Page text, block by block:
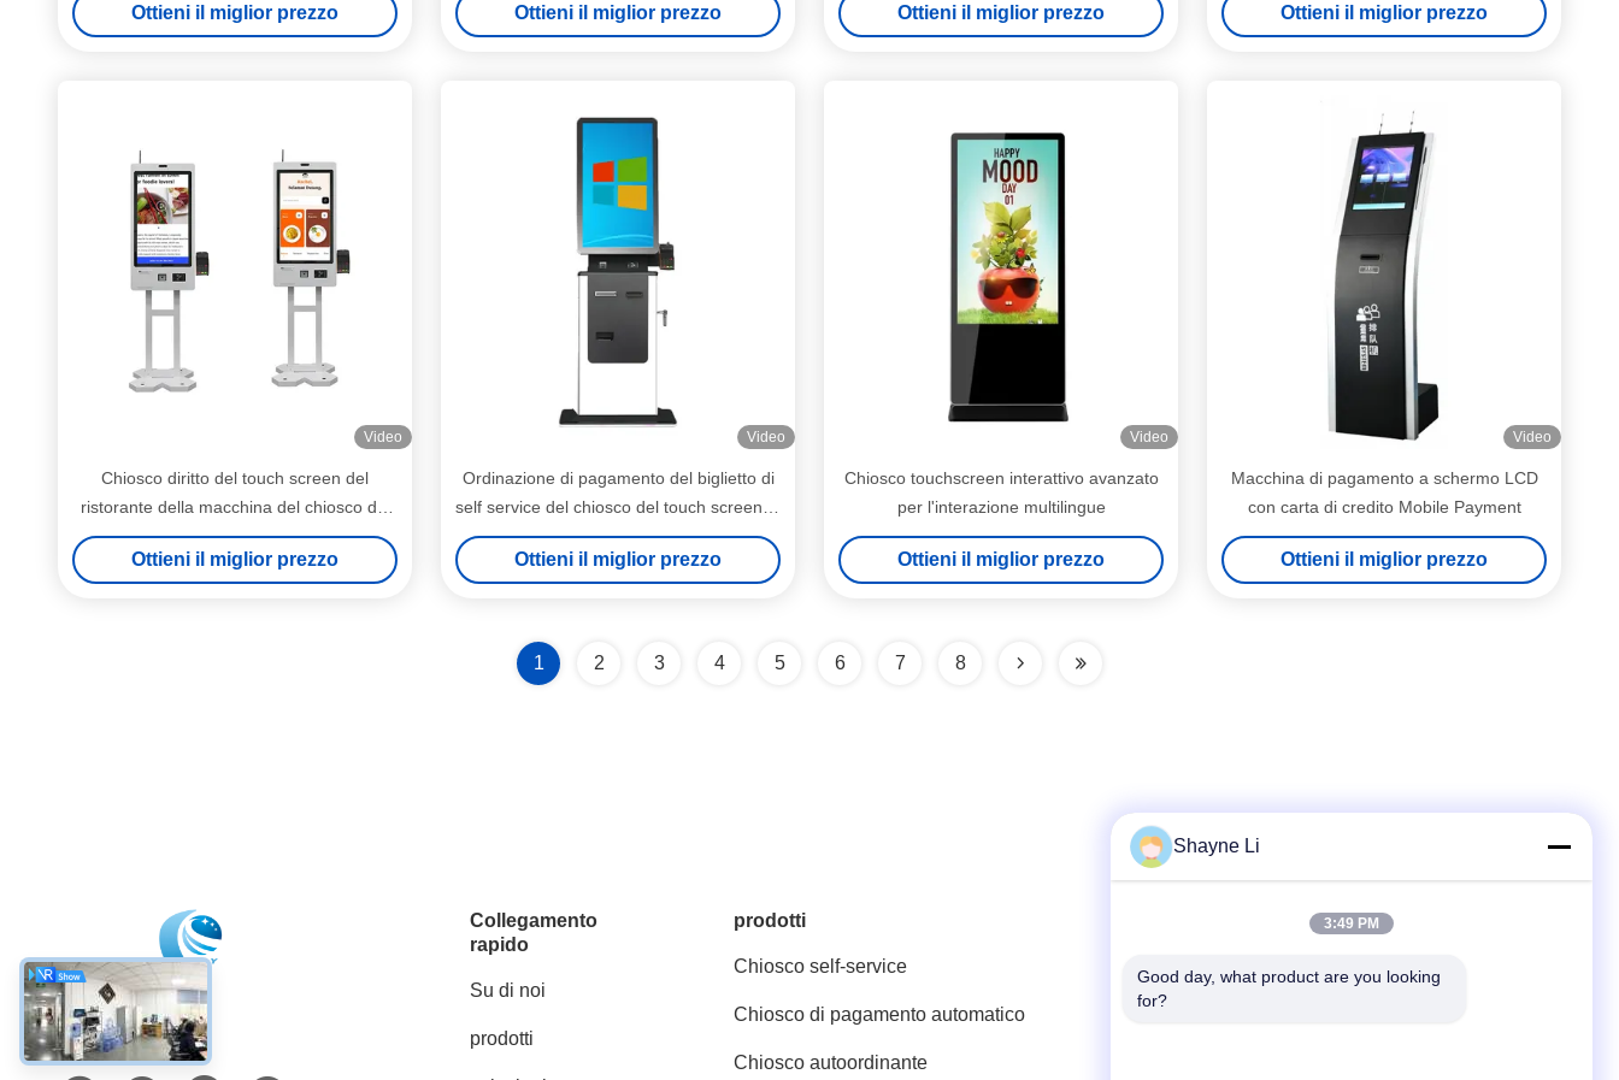
Ottieni il miglior prezzo Ottieni il miglior prezzo
Pagamento Chiosco Acceptore di cassa
Ottieni il miglior prezzo Ottieni il miglior prezzo
Video
Chiosco diritto del touch screen del
ristorante della macchina del chiosco del
computer del touch screen di codice di
scansione
Ottieni il miglior prezzo
Video
Ordinazione di pagamento del biglietto di
self service del chiosco del touch screen di
Win a 32 pollici
Ottieni il miglior prezzo
Video
Chiosco touchscreen interattivo avanzato
per l'interazione multilingue
Ottieni il miglior prezzo
Video
Macchina di pagamento a schermo LCD
con carta di credito Mobile Payment
Ottieni il miglior prezzo
1 2 3 4 5 6 7 8
Mezzi sociali
Collegamento
rapido
Su di noi
prodotti
prodotti
Chiosco self-service
Chiosco di pagamento automatico
Chiosco autoordinante
Contatto rapido
Telefono
Shayne Li
3:49 PM
Good day, what product are you looking
for?